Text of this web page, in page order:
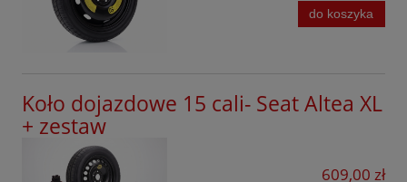
Seat
Smart
Subaru
do koszyka
Koło dojazdowe 15 cali- Seat Altea XL
+ zestaw
609,00 zł